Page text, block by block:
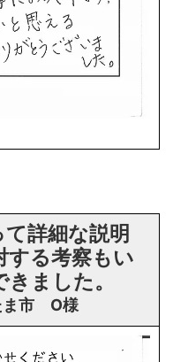
詳細な説明
する考察もい
ました。
ま市 O様